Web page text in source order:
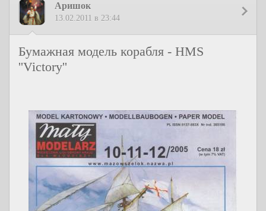
Аришок
13.02.2011 в 23:44
Бумажная модель корабля - HMS
''Victory''